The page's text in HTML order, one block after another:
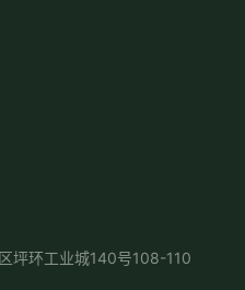
坪环工业城140号108-110